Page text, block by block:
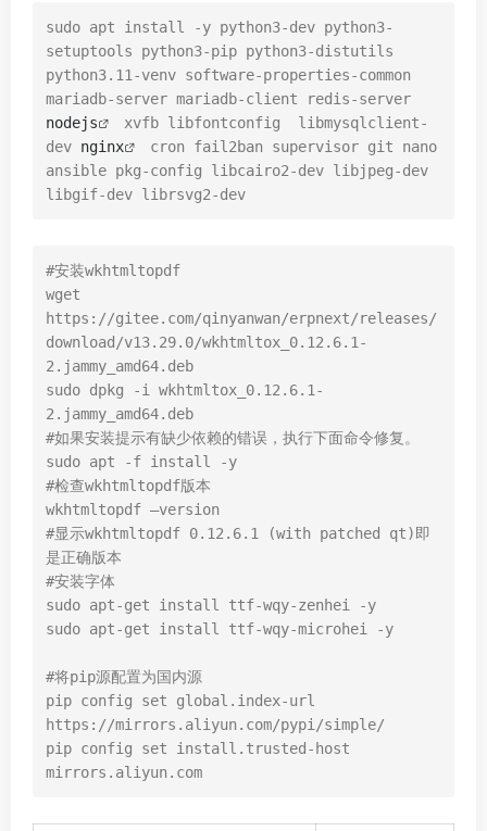
sudo apt install -y python3-dev python3-
setuptools python3-pip python3-distutils
python3.11-venv software-properties-common
nodejs
xvfb libfontconfig  libmysqlclient-
dev nginx
cron fail2ban supervisor git nano
ansible pkg-config libcairo2-dev libjpeg-dev
libgif-dev librsvg2-dev
#安装wkhtmltopdf
wget
https://gitee.com/qinyanwan/erpnext/releases/
download/v13.29.0/wkhtmltox_0.12.6.1-
2.jammy_amd64.deb
sudo dpkg -i wkhtmltox_0.12.6.1-
2.jammy_amd64.deb
#如果安装提示有缺少依赖的错误，执行下面命令修复。
sudo apt -f install -y
#检查wkhtmltopdf版本
wkhtmltopdf –version
#显示wkhtmltopdf 0.12.6.1 (with patched qt)即
是正确版本
#安装字体
sudo apt-get install ttf-wqy-zenhei -y
sudo apt-get install ttf-wqy-microhei -y
#将pip源配置为国内源
pip config set global.index-url
https://mirrors.aliyun.com/pypi/simple/
pip config set install.trusted-host
mirrors.aliyun.com